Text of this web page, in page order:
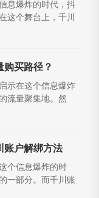
息爆炸的时代，抖
这个舞台上，千川
购买路径？
示在这个信息爆炸
流量聚集地。然
账户解绑方法
个信息爆炸的时
一部分。而千川账